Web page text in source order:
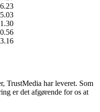
TrustMedia har leveret. Som
er det afgørende for os at